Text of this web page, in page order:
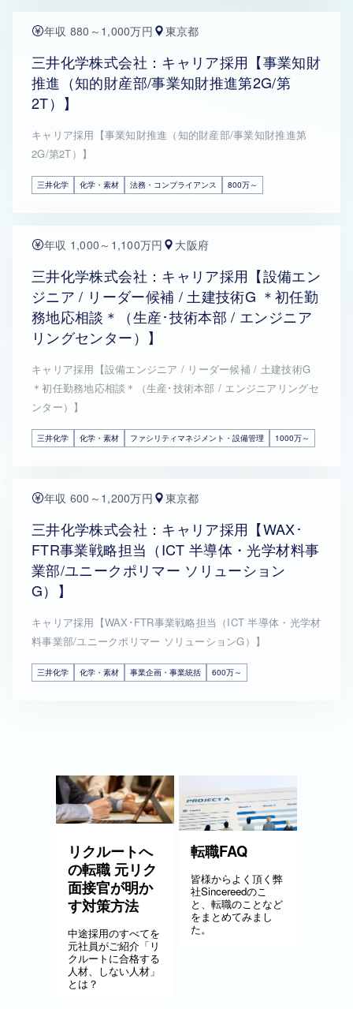
年収 880～1,000万円 東京都
三井化学株式会社：キャリア採用【事業知財
推進（知的財産部/事業知財推進第2G/第
2T）】
キャリア採用【事業知財推進（知的財産部/事業知財推進第
2G/第2T）】
三井化学 化学・素材 法務・コンプライアンス 800万～
年収 1,000～1,100万円 大阪府
三井化学株式会社：キャリア採用【設備エン
ジニア / リーダー候補 / 土建技術G ＊初任勤
務地応相談＊（生産･技術本部 / エンジニア
リングセンター）】
キャリア採用【設備エンジニア / リーダー候補 / 土建技術G
＊初任勤務地応相談＊（生産･技術本部 / エンジニアリングセ
ンター）】
三井化学 化学・素材 ファシリティマネジメント・設備管理 1000万～
年収 600～1,200万円 東京都
三井化学株式会社：キャリア採用【WAX･
FTR事業戦略担当（ICT 半導体・光学材料事
業部/ユニークポリマー ソリューション
G）】
キャリア採用【WAX･FTR事業戦略担当（ICT 半導体・光学材
料事業部/ユニークポリマー ソリューションG）】
三井化学 化学・素材 事業企画・事業統括 600万～
リクルートへ
の転職 元リク
面接官が明か
す対策方法
中途採用のすべてを
元社員がご紹介「リ
クルートに合格する
人材、しない人材」
とは？
転職FAQ
皆様からよく頂く弊
社Sincereedのこ
と、転職のことなど
をまとめてみまし
た。